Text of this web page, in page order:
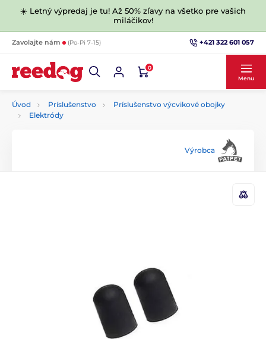
☀️ Letný výpredaj je tu! Až 50% zľavy na všetko pre vašich
miláčikov!
Zavolajte nám (Po-Pi 7-15) +421 322 601 057
0
Menu
Úvod Príslušenstvo
Príslušenstvo výcvikové obojky
Elektródy
Výrobca